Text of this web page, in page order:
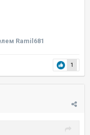
Ramil681
1